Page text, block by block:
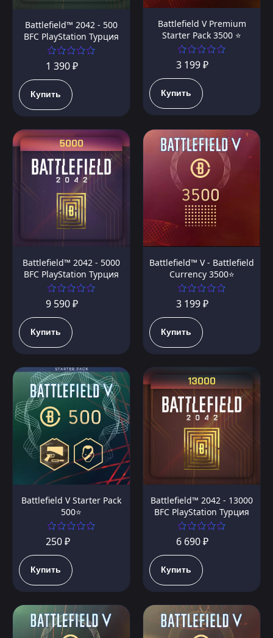
Battlefield™ 2042 - 500
BFC PlayStation Турция
1 390 ₽
Купить
Battlefield V Premium
Starter Pack 3500 ⭐️
3 199 ₽
Купить
Battlefield™ 2042 - 5000
BFC PlayStation Турция
9 590 ₽
Купить
Battlefield™ V - Battlefield
Currency 3500⭐️
3 199 ₽
Купить
Battlefield V Starter Pack
500⭐️
250 ₽
Купить
Battlefield™ 2042 - 13000
BFC PlayStation Турция
6 690 ₽
Купить